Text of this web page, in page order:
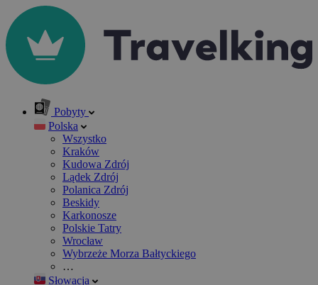
Pobyty
Polska
Wszystko
Kraków
Kudowa Zdrój
Lądek Zdrój
Polanica Zdrój
Beskidy
Karkonosze
Polskie Tatry
Wrocław
Wybrzeże Morza Bałtyckiego
…
Słowacja